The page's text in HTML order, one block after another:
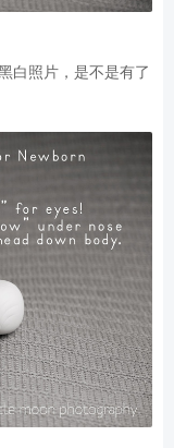
白照片，是不是有了